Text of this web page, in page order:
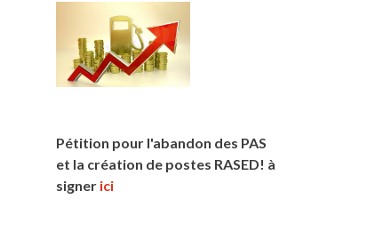
Pétition pour l'abandon des PAS
et la création de postes RASED! à
signer ici